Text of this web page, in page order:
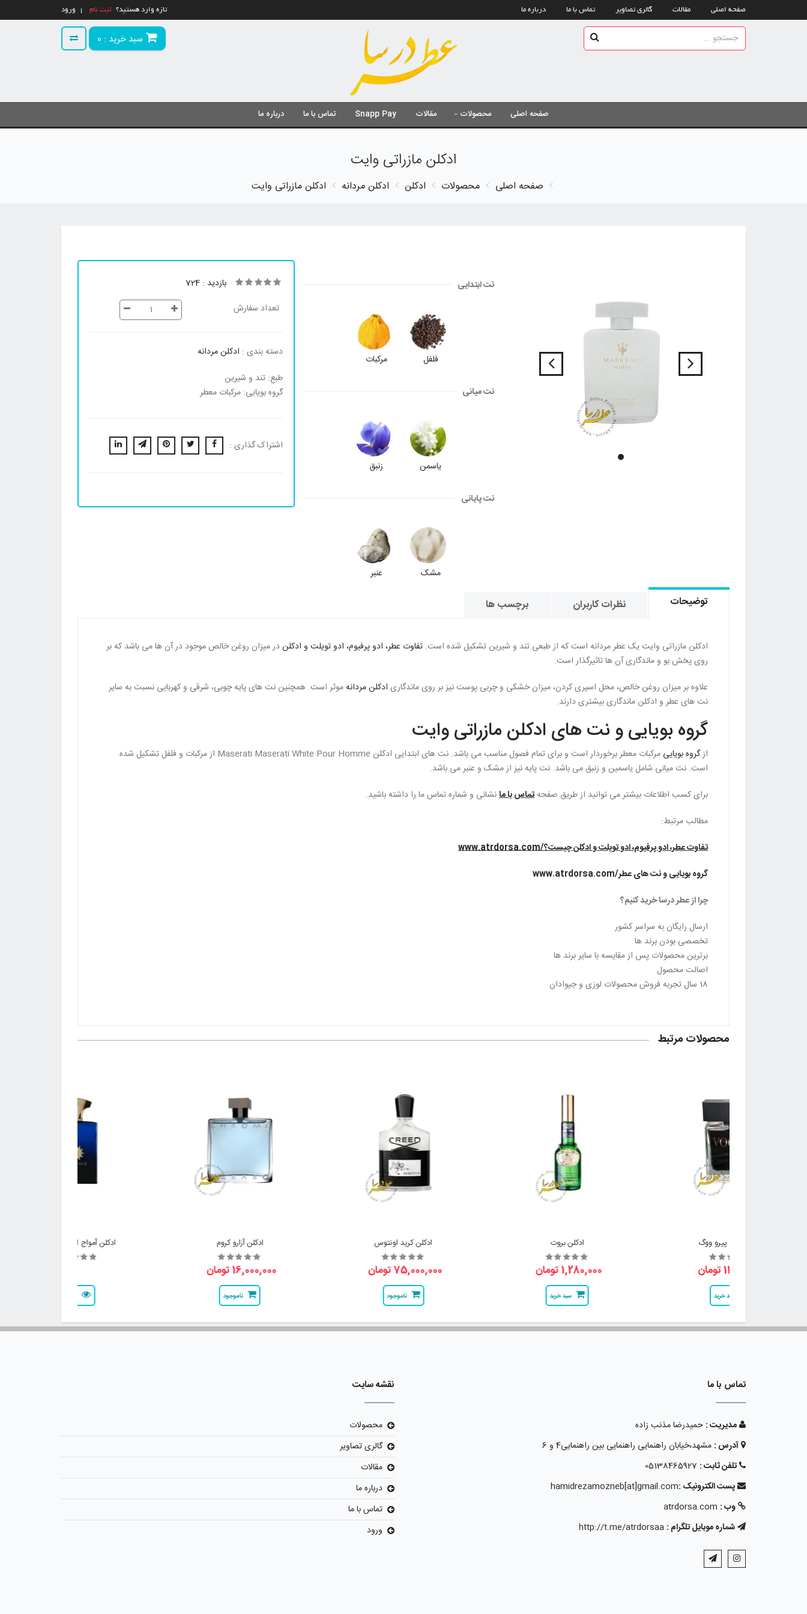
تازه وارد هستید؟ ثبت نام ورود صفحه اصلی مقالات گالری تصاویر تماس با ما درباره ما
سبد خرید : 0
صفحه اصلی محصولات مقالات Snapp Pay تماس با ما درباره ما
ادکلن مازراتی وایت
صفحه اصلی محصولات ادکلن ادکلن مردانه ادکلن مازراتی وایت
نت ابتدایی
فلفل مرکبات
نت میانی
یاسمن زنبق
نت پایانی
مشک عنبر
بازدید : 724
تعداد سفارش
دسته بندی : ادکلن مردانه
طبع: تند و شیرین
گروه بویایی: مرکبات معطر
اشتراک گذاری :
توضیحات نظرات کاربران برچسب ها
ادکلن مازراتی وایت یک عطر مردانه است که از طبعی تند و شیرین تشکیل شده است. تفاوت عطر، ادو پرفیوم، ادو تویلت و ادکلندر میزان روغن خالص موجود در آن ها می باشد که بر
روی پخش بو و ماندگاری آن ها تاثیرگذار است.
علاوه بر میزان روغن خالص، محل اسپری کردن، میزان خشکی و چربی پوست نیز بر روی ماندگاری ادکلن مردانهموثر است. همچنین نت های پایه چوبی، شرقی و کهربایی نسبت به سایر
نت های عطر و ادکلن ماندگاری بیشتری دارند.
گروه بویایی و نت های ادکلن مازراتی وایت
ازگروه بویایی
مرکبات معطر برخوردار است و برای تمام فصول مناسب می باشد. نت های ابتدایی ادکلن Maserati Maserati White Pour Homme از مرکبات و فلفل تشکیل شده
است. نت میانی شامل یاسمین و زنبق می باشد. نت پایه نیز از مشک و عنبر می باشد.
برای کسب اطلاعات بیشتر می توانید از طریق صفحهتماس با مانشانی و شماره تماس ما را داشته باشید.
مطالب مرتبط:
تفاوت عطر، ادو پرفیوم، ادو تویلت و ادکلن چیست؟/www.atrdorsa.com
گروه بویایی و نت های عطر/www.atrdorsa.com
چرا از عطر درسا خرید کنیم؟
ارسال رایگان به سراسر کشور
تخصصی بودن برند ها
برترین محصولات پس از مقایسه با سایر برند ها
اصالت محصول
18 سال تجربه فروش محصولات لوزی و جیوادان
محصولات مرتبط
ادکلن سنت پیرو ووگ
11,500,000 تومان
سبد خرید
ادکلن بروت
1,280,000 تومان
سبد خرید
ادکلن کرید اونتوس
75,000,000 تومان
ناموجود
ادکلن آزارو کروم
16,000,000 تومان
ناموجود
ادکلن آمواج اینترلود مردانه
تماس با ما
مدیریت : حمیدرضا مذنب زاده
آدرس : مشهد،خیابان راهنمایی راهنمایی بین راهنمایی4 و 6
تلفن ثابت : 05138465927
پست الکترونیک :hamidrezamozneb[at]gmail.com
وب : atrdorsa.com
شماره موبایل تلگرام :
نقشه سایت
محصولات
گالری تصاویر
مقالات
درباره ما
تماس با ما
ورود